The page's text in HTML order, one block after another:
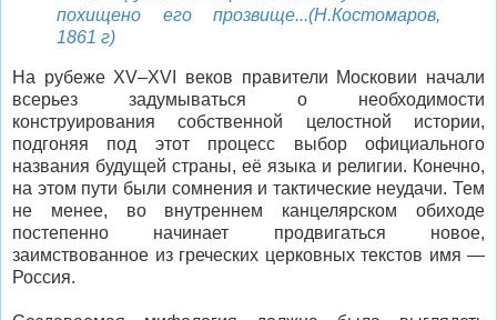
похищено его прозвище...(Н.Костомаров,
1861 г)
На рубеже XV–XVI веков правители Московии начали
всерьез задумываться о необходимости
конструирования собственной целостной истории,
подгоняя под этот процесс выбор официального
названия будущей страны, её языка и религии. Конечно,
на этом пути были сомнения и тактические неудачи. Тем
не менее, во внутреннем канцелярском обиходе
постепенно начинает продвигаться новое,
заимствованное из греческих церковных текстов имя —
Россия.